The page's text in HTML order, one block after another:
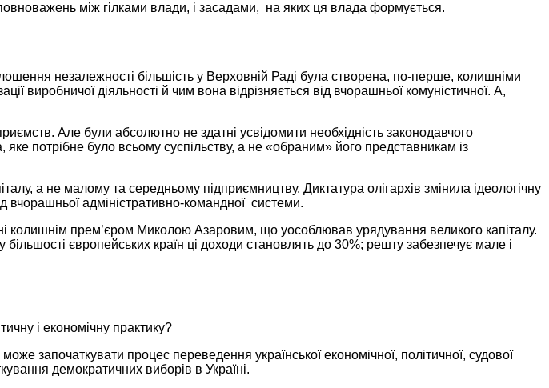
між гілками влади, і засадами, на яких ця влада формується.
незалежності більшість у Верховній Раді була створена, по-перше, колишніми
виробничої діяльності й чим вона відрізняється від вчорашньої комуністичної. А,
Але були абсолютно не здатні усвідомити необхідність законодавчого
потрібне було всьому суспільству, а не «обраним» його представникам із
а не малому та середньому підприємництву. Диктатура олігархів змінила ідеологічну
вчорашньої адміністративно-командної системи.
прем’єром Миколою Азаровим, що уособлював урядування великого капіталу.
у більшості європейських країн ці доходи становлять до 30%; решту забезпечує мале і
і економічну практику?
започаткувати процес переведення української економічної, політичної, судової
демократичних виборів в Україні.